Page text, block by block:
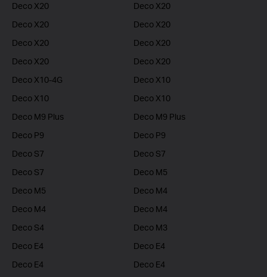
Deco X20
Deco X20
Deco X20
Deco X20
Deco X20
Deco X20
Deco X20
Deco X20
Deco X10-4G
Deco X10
Deco X10
Deco X10
Deco M9 Plus
Deco M9 Plus
Deco P9
Deco P9
Deco S7
Deco S7
Deco S7
Deco M5
Deco M5
Deco M4
Deco M4
Deco M4
Deco S4
Deco M3
Deco E4
Deco E4
Deco E4
Deco E4